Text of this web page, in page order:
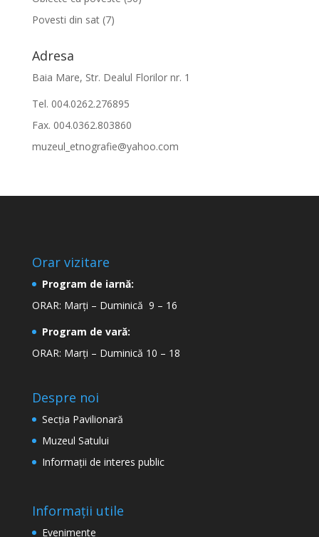
Povesti din sat(7)
Adresa
Baia Mare, Str. Dealul Florilor nr. 1
Tel. 004.0262.276895
Fax. 004.0362.803860
muzeul_etnografie@yahoo.com
Orar vizitare
Program de iarnă:
ORAR: Marți – Duminică 9 – 16
Program de vară:
ORAR: Marți – Duminică 10 – 18
Despre noi
Secţia Pavilionară
Muzeul Satului
Informaţii de interes public
Informații utile
Evenimente